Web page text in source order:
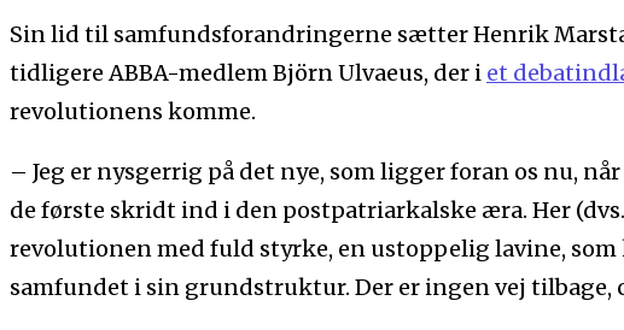
Sin lid til samfundsforandringerne sætter Henrik
tidligere ABBA-medlem Björn Ulvaeus, der i et
revolutionens komme.
– Jeg er nysgerrig på det nye, som ligger foran os nu,
de første skridt ind i den postpatriarkalske æra. Her
revolutionen med fuld styrke, en ustoppelig lavine,
samfundet i sin grundstruktur. Der er ingen vej tilbage,